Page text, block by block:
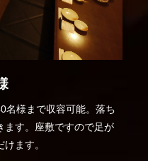
名様まで収容可能。落ち
ます。座敷ですので足が
ます。